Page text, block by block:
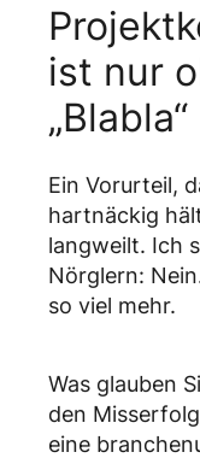
ist nur
„Blabla“
Ein Vorurteil,
hartnäckig
langweilt. Ich
Nörglern:
so viel mehr.
Was glauben
den
eine